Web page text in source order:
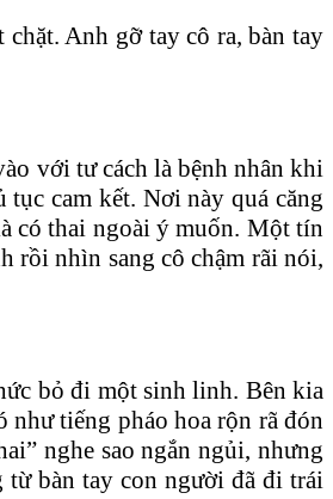
Anh gỡ tay cô ra, bàn tay
với tư cách là bệnh nhân khi
cam kết. Nơi này quá căng
có thai ngoài ý muốn. Một tín
rồi nhìn sang cô chậm rãi nói,
bỏ đi một sinh linh. Bên kia
tiếng pháo hoa rộn rã đón
nghe sao ngắn ngủi, nhưng
từ bàn tay con người đã đi trái